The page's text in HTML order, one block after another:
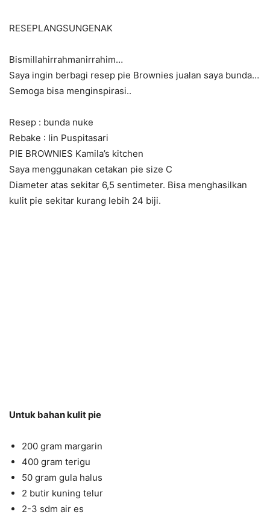
RESEPLANGSUNGENAK
Bismillahirrahmanirrahim…
Saya ingin berbagi resep pie Brownies jualan saya bunda…
Semoga bisa menginspirasi..
Resep : bunda nuke
Rebake : Iin Puspitasari
PIE BROWNIES Kamila’s kitchen
Saya menggunakan cetakan pie size C
Diameter atas sekitar 6,5 sentimeter. Bisa menghasilkan
kulit pie sekitar kurang lebih 24 biji.
Untuk bahan kulit pie
200 gram margarin
400 gram terigu
50 gram gula halus
2 butir kuning telur
2-3 sdm air es